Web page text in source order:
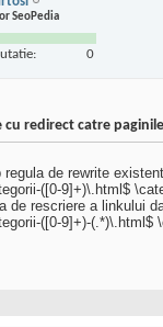
SeoPedia
0
redirect catre
de rewrite
([0-9]+)\.html$
de rescriere a linkului
([0-9]+)-